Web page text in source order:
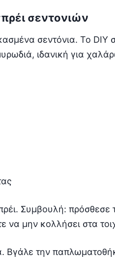
σεντονιών
σεντόνια. Το DIY
ιδανική για
Συμβουλή: πρόσθεσε
να μην κολλήσει στα
Βγάλε την